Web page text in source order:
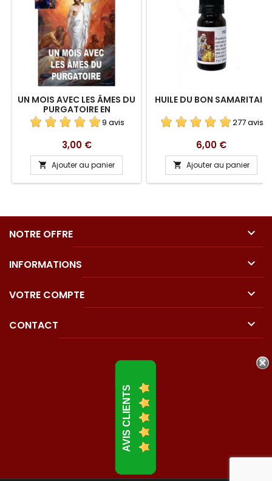
UN MOIS AVEC LES ÂMES DU
PURGATOIRE EN
TÉLÉCHARGEMENT
9 avis
Prix
3,00 €
 Ajouter au panier
HUILE DU BON SAMARITAIN
277 avis
Prix
6,00 €
 Ajouter au panier
NOTRE OFFRE 
INFORMATIONS 
VOTRE COMPTE 
CONTACT 
AVIS CLIENTS